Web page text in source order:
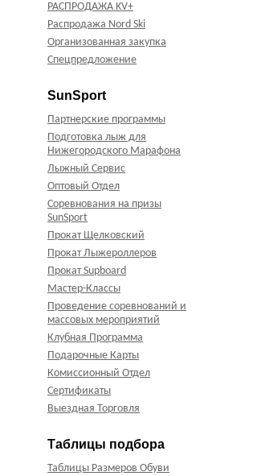
РАСПРОДАЖА KV+
Распродажа Nord Ski
Организованная закупка
Спецпредложение
SunSport
Партнерские программы
Подготовка лыж для
Нижегородского Марафона
Лыжный Сервис
Оптовый Отдел
Соревнования на призы
SunSport
Прокат Щелковский
Прокат Лыжероллеров
Прокат Supboard
Мастер-Классы
Проведение соревнований и
массовых мероприятий
Клубная Программа
Подарочные Карты
Комиссионный Отдел
Сертификаты
Выездная Торговля
Таблицы подбора
Таблицы Размеров Обуви